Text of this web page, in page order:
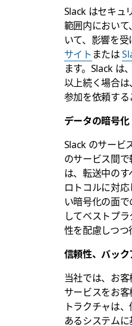
Slack はセキュ
範囲内におい
いて、影響を
サイト または
ます。Slack は
以上続く場合
参加を依頼する
データの暗号化
Slack のサービ
のサービス間
は、転送中の
ロトコルに対
い暗号化の面
してベストプ
性を配慮しつつ
信頼性、バッ
当社では、お
サービスをお
トラクチャは
あるシステム